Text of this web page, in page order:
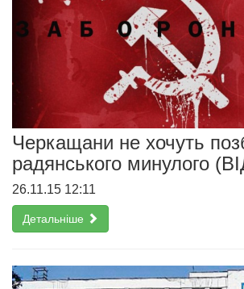
Черкащани не хочуть
радянського минулого
26.11.15 12:11
Детальніше